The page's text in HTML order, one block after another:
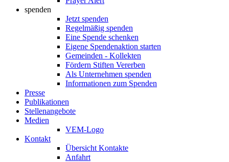
spenden
Jetzt spenden
Regelmäßig spenden
Eine Spende schenken
Eigene Spendenaktion starten
Gemeinden - Kollekten
Fördern Stiften Vererben
Als Unternehmen spenden
Informationen zum Spenden
Presse
Publikationen
Stellenangebote
Medien
VEM-Logo
Kontakt
Übersicht Kontakte
Anfahrt